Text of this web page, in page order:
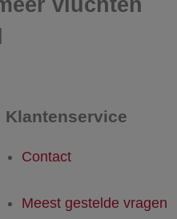
vluchten
Klantenservice
Contact
Meest gestelde vragen